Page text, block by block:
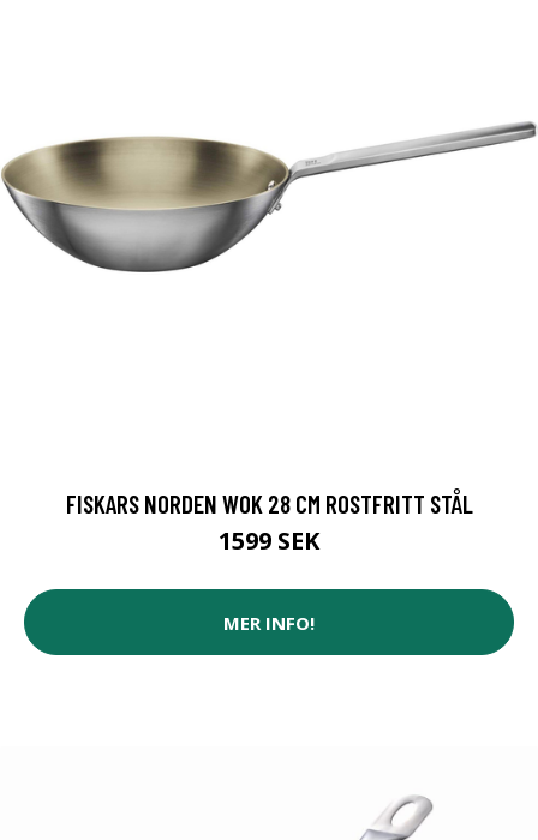
FISKARS NORDEN WOK 28 CM ROSTFRITT STÅL
1599 SEK
MER INFO!